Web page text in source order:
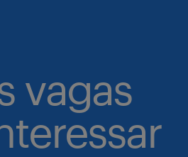
vagas